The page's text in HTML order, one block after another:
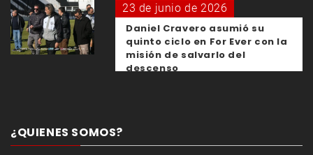
23 de junio de 2026
Daniel Cravero asumió su
quinto ciclo en For Ever con la
misión de salvarlo del
descenso
¿QUIENES SOMOS?